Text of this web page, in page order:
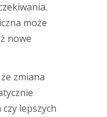
może
nowe
zmiana
lepszych